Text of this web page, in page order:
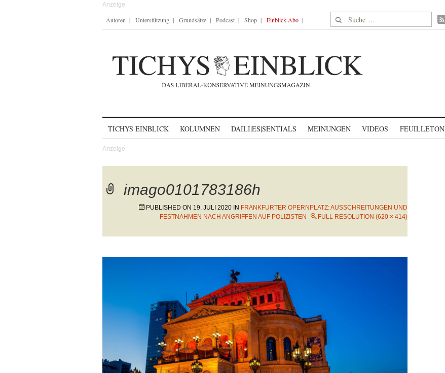
Autoren Unterstützung Grundsätze Podcast Shop Einblick-Abo Suche nach:
TICHYS EINBLICK KOLUMNEN DAILI|ES|SENTIALS MEINUNGEN VIDEOS FEUILLETON
imago0101783186h
PUBLISHED ON 19. JULI 2020 IN FRANKFURTER OPERNPLATZ: AUSSCHREITUNGEN UND
FESTNAHMEN NACH ANGRIFFEN AUF POLIZISTEN
FULL RESOLUTION (620 × 414)